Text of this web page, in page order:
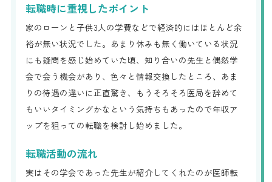
転職時に重視したポイント
家のローンと子供3人の学費などで経済的にはほとんど余
裕が無い状況でした。あまり休みも無く働いている状況
にも疑問を感じ始めていた頃、知り合いの先生と偶然学
会で会う機会があり、色々と情報交換したところ、あま
りの待遇の違いに正直驚き、もうそろそろ医局を辞めて
もいいタイミングかなという気持ちもあったので年収ア
ップを狙っての転職を検討し始めました。
転職活動の流れ
実はその学会であった先生が紹介してくれたのが医師転